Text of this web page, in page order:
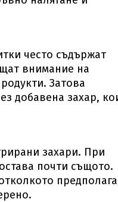
често съдържат
внимание на
Затова
добавена захар,
захари. При
почти същото.